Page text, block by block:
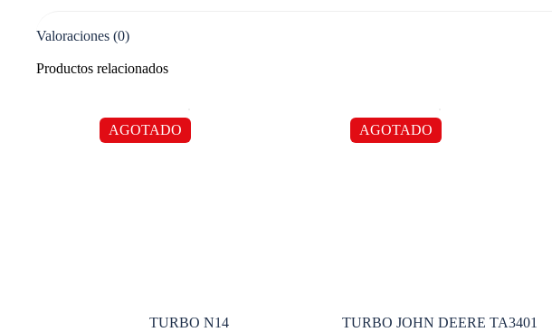
Valoraciones (0)
Productos relacionados
AGOTADO
TURBO N14
AGOTADO
TURBO JOHN DEERE TA3401